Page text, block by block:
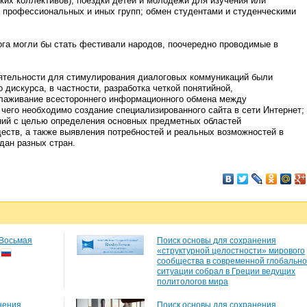
и иных групп; обмен студентами и студенческими
могли бы стать фестивали народов, поочередно проводимые в
для стимулирования диалоговых коммуникаций были
в частности, разработка четкой понятийной,
всестороннего информационного обмена между
необходимо создание специализированного сайта в сети Интернет;
с целью определения основных предметных областей
а также выявления потребностей и реальных возможностей в
разных стран.
Поиск основы для сохранения
«структурной целостности» мирового
сообщества в современной
ситуации собрал в Греции ведущих
политологов мира
Поиск основы для сохранения